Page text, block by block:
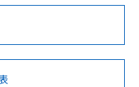
Cd Cr(VI)
認証/適合状況ページへ
ジからご検索ください